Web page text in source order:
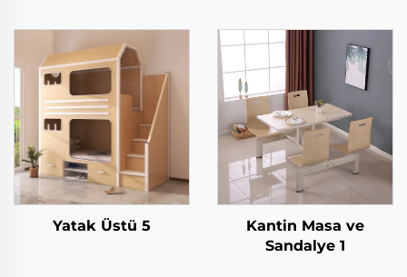
Yatak Üstü 5
Kantin Masa ve
Sandalye 1